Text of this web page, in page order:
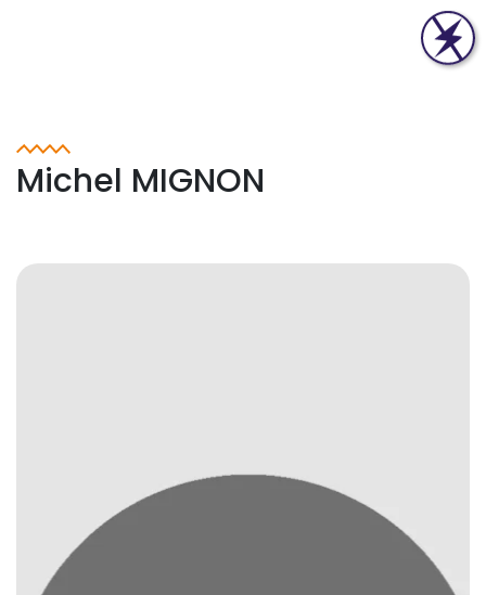
Michel MIGNON